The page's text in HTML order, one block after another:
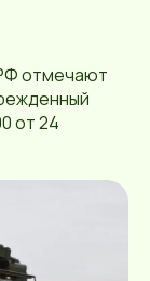
отмечают
от 24